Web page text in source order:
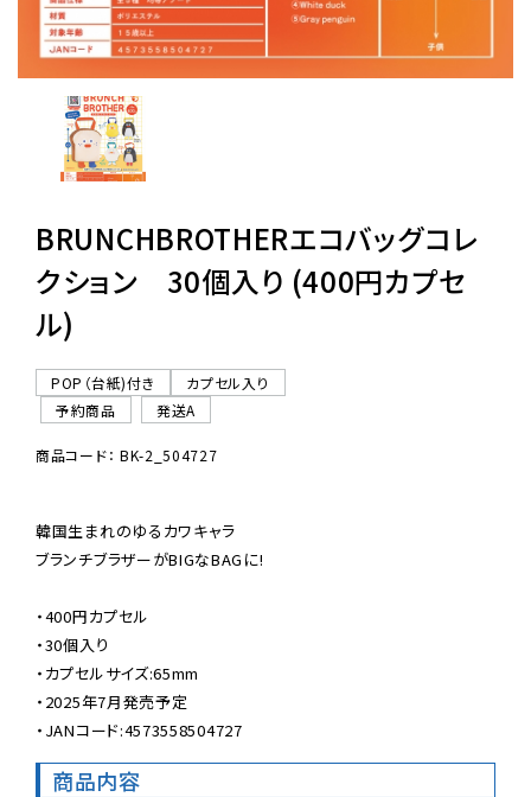
ご利用ガイド
06-6282-7659
BRUNCHBROTHERエコバッグコレ
クション 30個入り (400円カプセ
ル)
POP（台紙)付き
カプセル入り
予約商品
発送A
商品コード： BK-2_504727
韓国生まれのゆるカワキャラ
ブランチブラザーがBIGなBAGに!
・400円カプセル
・30個入り
・カプセルサイズ:65mm
・2025年7月発売予定
・JANコード:4573558504727
商品内容